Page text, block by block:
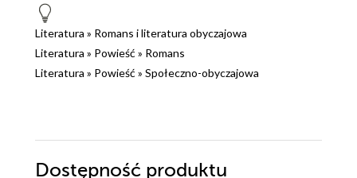
Literatura » Romans i literatura obyczajowa
Literatura » Powieść » Romans
Literatura » Powieść » Społeczno-obyczajowa
Dostępność produktu